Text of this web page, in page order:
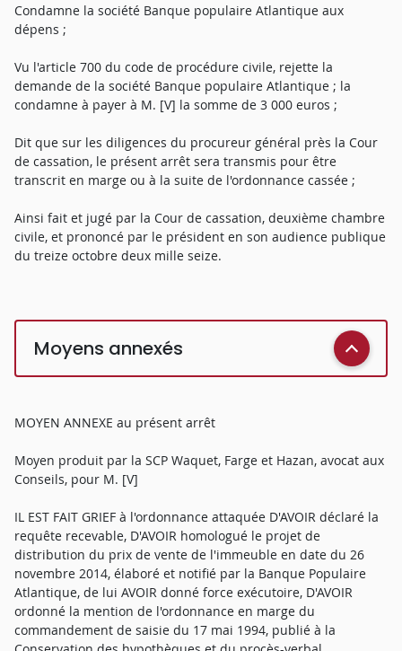
Condamne la société Banque populaire Atlantique aux
dépens ;
Vu l'article 700 du code de procédure civile, rejette la
demande de la société Banque populaire Atlantique ; la
condamne à payer à M. [V] la somme de 3 000 euros ;
Dit que sur les diligences du procureur général près la Cour
de cassation, le présent arrêt sera transmis pour être
transcrit en marge ou à la suite de l'ordonnance cassée ;
Ainsi fait et jugé par la Cour de cassation, deuxième chambre
civile, et prononcé par le président en son audience publique
du treize octobre deux mille seize.
Moyens annexés
MOYEN ANNEXE au présent arrêt
Moyen produit par la SCP Waquet, Farge et Hazan, avocat aux
Conseils, pour M. [V]
IL EST FAIT GRIEF à l'ordonnance attaquée D'AVOIR déclaré la
requête recevable, D'AVOIR homologué le projet de
distribution du prix de vente de l'immeuble en date du 26
novembre 2014, élaboré et notifié par la Banque Populaire
Atlantique, de lui AVOIR donné force exécutoire, D'AVOIR
ordonné la mention de l'ordonnance en marge du
commandement de saisie du 17 mai 1994, publié à la